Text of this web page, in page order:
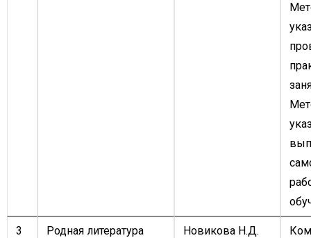
3 Родная литература Новикова Н.Д.